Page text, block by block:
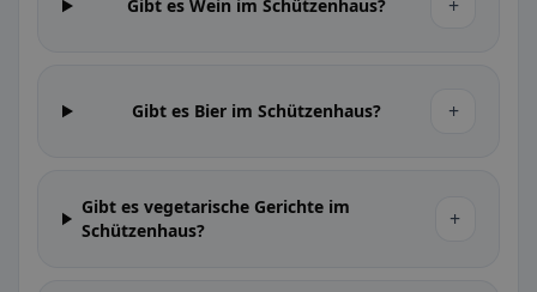
Gibt es Wein im Schützenhaus? +
Gibt es Bier im Schützenhaus? +
Gibt es vegetarische Gerichte im
Schützenhaus?
+